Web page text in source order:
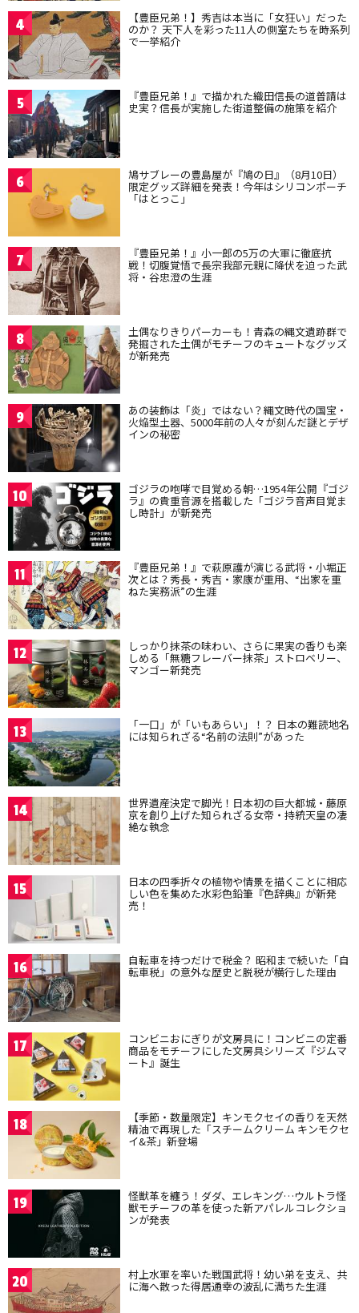
4 【豊臣兄弟！】秀吉は本当に「女狂い」だった
のか？ 天下人を彩った11人の側室たちを時系列
で一挙紹介
5 『豊臣兄弟！』で描かれた織田信長の道普請は
史実？信長が実施した街道整備の施策を紹介
6 鳩サブレーの豊島屋が『鳩の日』（8月10日）
限定グッズ詳細を発表！今年はシリコンポーチ
「はとっこ」
7 『豊臣兄弟！』小一郎の5万の大軍に徹底抗
戦！切腹覚悟で長宗我部元親に降伏を迫った武
将・谷忠澄の生涯
8 土偶なりきりパーカーも！青森の縄文遺跡群で
発掘された土偶がモチーフのキュートなグッズ
が新発売
9 あの装飾は「炎」ではない？縄文時代の国宝・
火焔型土器、5000年前の人々が刻んだ謎とデザ
インの秘密
10 ゴジラの咆哮で目覚める朝…1954年公開『ゴジ
ラ』の貴重音源を搭載した「ゴジラ音声目覚ま
し時計」が新発売
11 『豊臣兄弟！』で萩原護が演じる武将・小堀正
次とは？秀長・秀吉・家康が重用、“出家を重
ねた実務派”の生涯
12 しっかり抹茶の味わい、さらに果実の香りも楽
しめる「無糖フレーバー抹茶」ストロベリー、
マンゴー新発売
13 「一口」が「いもあらい」！？ 日本の難読地名
には知られざる“名前の法則”があった
14 世界遺産決定で脚光！日本初の巨大都城・藤原
京を創り上げた知られざる女帝・持統天皇の凄
絶な執念
15 日本の四季折々の植物や情景を描くことに相応
しい色を集めた水彩色鉛筆『色辞典』が新発
売！
16 自転車を持つだけで税金？ 昭和まで続いた「自
転車税」の意外な歴史と脱税が横行した理由
17 コンビニおにぎりが文房具に！コンビニの定番
商品をモチーフにした文房具シリーズ『ジムマ
ート』誕生
18 【季節・数量限定】キンモクセイの香りを天然
精油で再現した「スチームクリーム キンモクセ
イ&茶」新登場
19 怪獣革を纏う！ダダ、エレキング…ウルトラ怪
獣モチーフの革を使った新アパレルコレクショ
ンが発表
20 村上水軍を率いた戦国武将！幼い弟を支え、共
に海へ散った得居通幸の波乱に満ちた生涯